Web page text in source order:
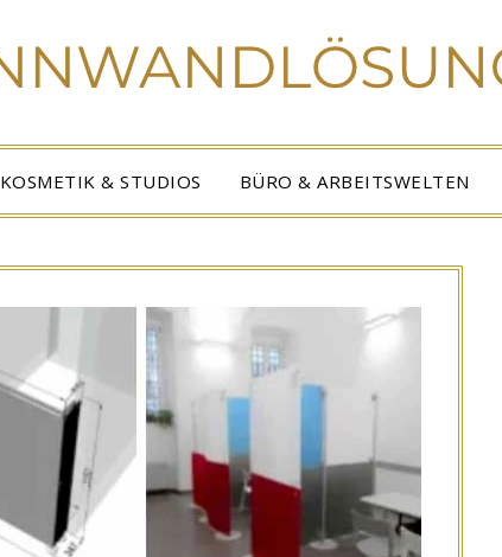
KOSMETIK & STUDIOS BÜRO & ARBEITSWELTEN